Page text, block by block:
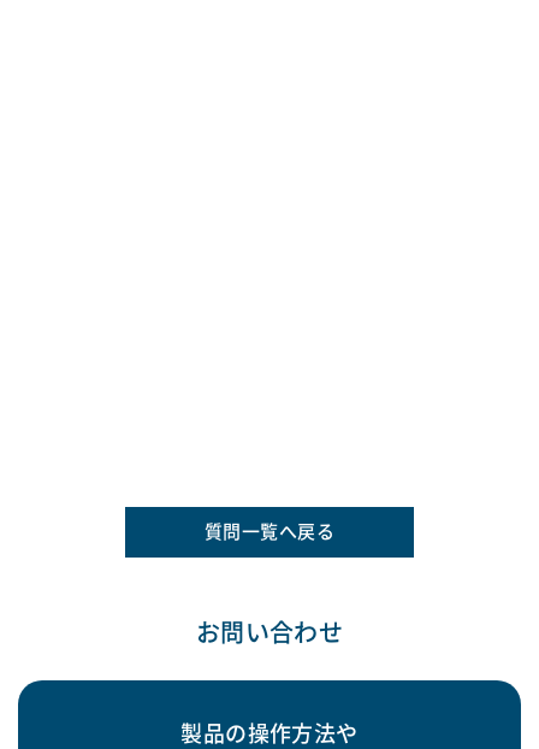
質問一覧へ戻る
お問い合わせ
製品の操作方法や